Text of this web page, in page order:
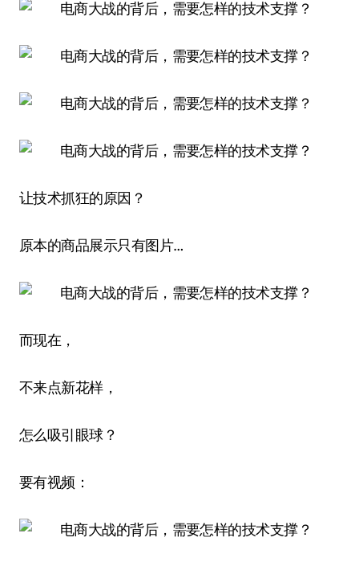
让技术抓狂的原因？
原本的商品展示只有图片…
而现在，
不来点新花样，
怎么吸引眼球？
要有视频：